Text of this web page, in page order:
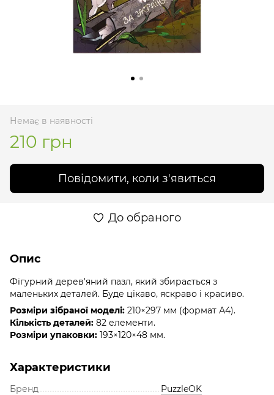
Немає в наявності
210 грн
Повідомити, коли з'явиться
До обраного
Опис
Фігурний дерев'яний пазл, який збирається з
маленьких деталей. Буде цікаво, яскраво і красиво.
Розміри зібраної моделі: 210×297 мм (формат А4).
Кількість деталей: 82 елементи.
Розміри упаковки: 193×120×48 мм.
Характеристики
Бренд PuzzleOK